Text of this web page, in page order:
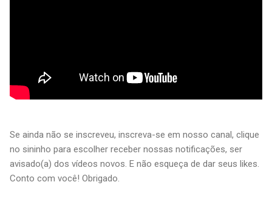
Se ainda não se inscreveu, inscreva-se em nosso canal, clique
no sininho para escolher receber nossas notificações, ser
avisado(a) dos vídeos novos. E não esqueça de dar seus likes.
Conto com você! Obrigado.